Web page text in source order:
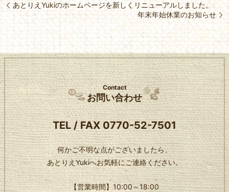
あとりえYukiのホームページを新しくリニューアルしました。
年末年始休業のお知らせ
Contact
お問い合わせ
TEL / FAX 0770-52-7501
何かご不明な点がございましたら、
あとりえYukiへお気軽にご連絡ください。
【営業時間】10:00～18:00